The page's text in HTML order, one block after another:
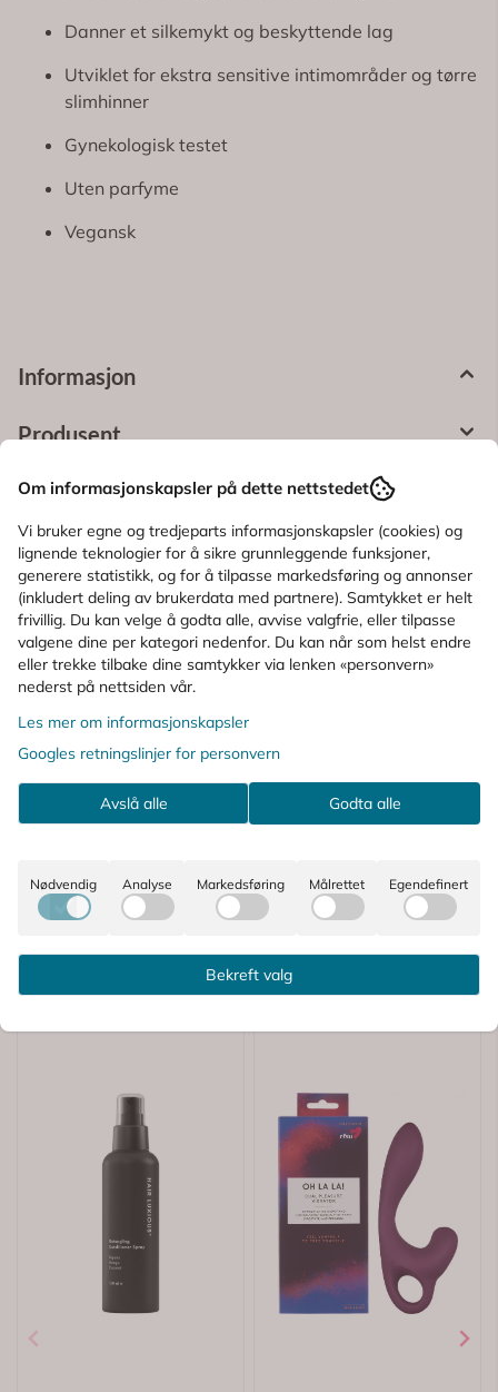
Informasjon
Danner et silkemykt og beskyttende lag
Utviklet for ekstra sensitive intimområder og tørre
slimhinner
Gynekologisk testet
Uten parfyme
Vegansk
Produsent
Produktanmeldelser
Spørsmål og svar
Bruksområde
Ingredienser
KUNDER SOM SÅ PÅ DETTE SÅ OGSÅ
PÅ
Om informasjonskapsler på dette nettstedet
Vi bruker egne og tredjeparts informasjonskapsler (cookies) og
lignende teknologier for å sikre grunnleggende funksjoner,
generere statistikk, og for å tilpasse markedsføring og annonser
(inkludert deling av brukerdata med partnere). Samtykket er helt
frivillig. Du kan velge å godta alle, avvise valgfrie, eller tilpasse
valgene dine per kategori nedenfor. Du kan når som helst endre
eller trekke tilbake dine samtykker via lenken «personvern»
nederst på nettsiden vår.
Les mer om informasjonskapsler
Googles retningslinjer for personvern
Avslå alle Godta alle
Nødvendig Analyse Markedsføring Målrettet Egendefinert
Bekreft valg